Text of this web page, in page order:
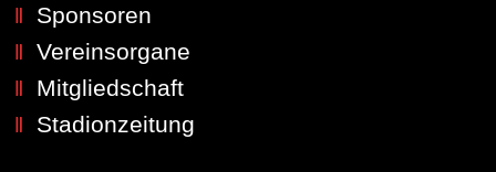
Sponsoren
Vereinsorgane
Mitgliedschaft
Stadionzeitung